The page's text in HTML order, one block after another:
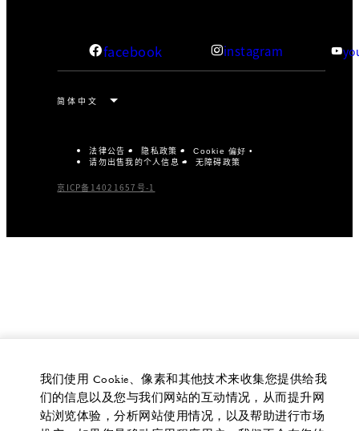
facebook instagram
法律公告 隐私政策 Cookie 偏好
请勿出售我的个人信息 无障碍政策
京ICP备14021657号-1
我们使用 Cookie、像素和其他技术来收集您提供给我
们的信息以及您与我们网站的互动情况，从而提升网
站浏览体验，分析网站使用情况，以及帮助进行市场